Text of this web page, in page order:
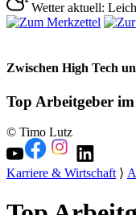
Wetter aktuell:
Zwischen High Tech
Top Arbeitgeber
© Timo Lutz
Karriere & Wirtschaft⟩